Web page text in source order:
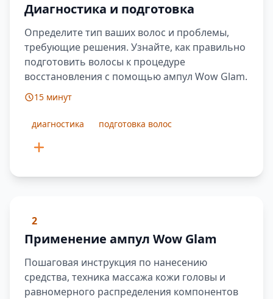
Диагностика и подготовка
Определите тип ваших волос и проблемы,
требующие решения. Узнайте, как правильно
подготовить волосы к процедуре
восстановления с помощью ампул Wow Glam.
15 минут
диагностика подготовка волос
2
Применение ампул Wow Glam
Пошаговая инструкция по нанесению
средства, техника массажа кожи головы и
равномерного распределения компонентов